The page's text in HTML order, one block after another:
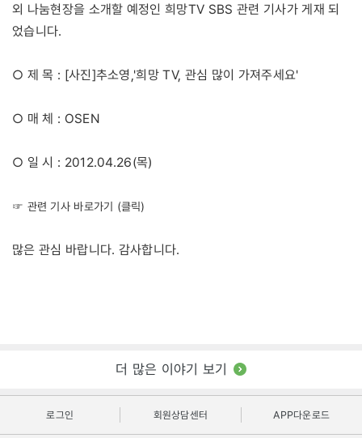
외 나눔현장을 소개할 예정인 희망TV SBS 관련 기사가 게재 되
었습니다.
○ 제 목 : [사진]추소영,'희망 TV, 관심 많이 가져주세요'
○ 매 체 : OSEN
○ 일 시 : 2012.04.26(목)
☞ 관련 기사 바로가기 (클릭)
많은 관심 바랍니다. 감사합니다.
더 많은 이야기 보기
로그인 회원상담센터 APP다운로드